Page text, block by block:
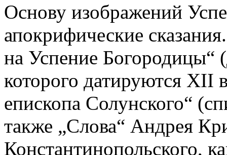
Основу изображений
апокрифические
на Успение Богородицы“
которого датируются XII
епископа Солунского“
также „Слова“ Андрея
Константинопольского,